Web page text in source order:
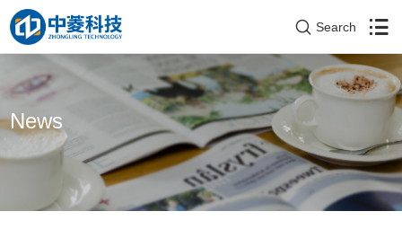
Search
News